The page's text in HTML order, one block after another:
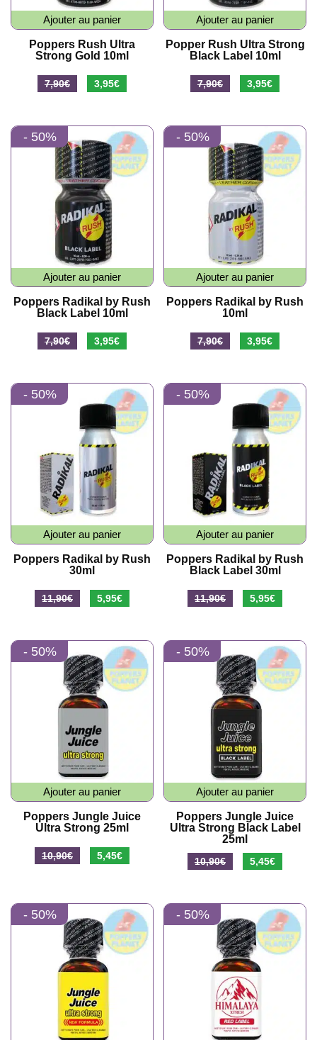
Ajouter au panier
Poppers Rush Ultra
Strong Gold 10ml
7,90€
Le
était :
7,90€.
3,95€
est :
3,95€.
Ajouter au panier
Popper Rush Ultra Strong
Black Label 10ml
7,90€
Le
était :
7,90€.
3,95€
est :
3,95€.
- 50%
Ajouter au panier
Poppers Radikal by Rush
Black Label 10ml
7,90€
Le
était :
7,90€.
3,95€
est :
3,95€.
- 50%
Ajouter au panier
Poppers Radikal by Rush
10ml
7,90€
Le
était :
7,90€.
3,95€
est :
3,95€.
- 50%
Ajouter au panier
Poppers Radikal by Rush
30ml
11,90€
Le
était :
11,90€.
5,95€
est :
5,95€.
- 50%
Ajouter au panier
Poppers Radikal by Rush
Black Label 30ml
11,90€
Le
était :
11,90€.
5,95€
est :
5,95€.
- 50%
Ajouter au panier
Poppers Jungle Juice
Ultra Strong 25ml
10,90€
Le
était :
10,90€.
5,45€
est :
5,45€.
- 50%
Ajouter au panier
Poppers Jungle Juice
Ultra Strong Black Label
25ml
10,90€
Le
était :
10,90€.
5,45€
est :
5,45€.
- 50% - 50%